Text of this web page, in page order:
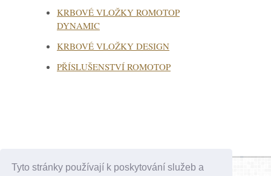
Tyto stránky používají k poskytování služeb a
KRBOVÉ VLOŽKY ROMOTOP
DYNAMIC
KRBOVÉ VLOŽKY DESIGN
PŘÍSLUŠENSTVÍ ROMOTOP